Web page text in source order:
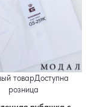
товарДоступна
розница